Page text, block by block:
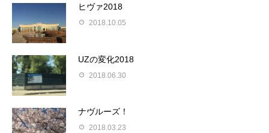
ヒヴァ2018
2018.10.05
UZの変化2018
2018.06.30
ナヴルーズ！
2018.03.23